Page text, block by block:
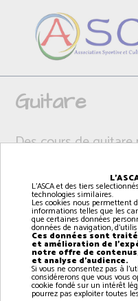
Guitare
Des cours de
Possibilité de jouer
guitares :
- Classique
- Folk
- Électrique
L'ASCA et des tiers
technologies similaires.
Les cookies nous permettent
informations telles que les
que certaines données
données de navigation,
Ces données sont
et amélioration de
notre offre de
et analyse d'audience.
Si vous ne consentez pas à
considérerons que vous vous
cookie fondé sur un intérêt
pourrez pas exploiter toutes